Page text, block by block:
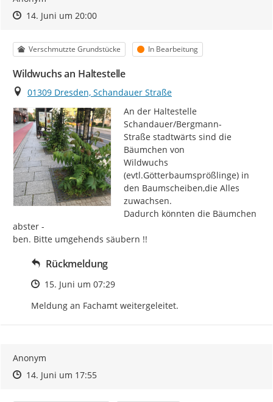
Zeitpunkt des Erstellens
Zeitpunkt des Erstellens
14. Juni um 20:00Zur Äußerung
Kategorie
Verschmutzte Grundstücke Status
In Bearbeitung
Wildwuchs an Haltestelle
Ort
01309 Dresden, Schandauer Straße
An der Haltestelle
Schandauer/Bergmann-
Straße stadtwärts sind die
Bäumchen von
Wildwuchs
(evtl.Götterbaumsprößlinge) in
den Baumscheiben,die Alles
zuwachsen.
Dadurch könnten die Bäumchen
abster -
ben. Bitte umgehends säubern !!
Rückmeldung
Zeitpunkt des Erstellens
15. Juni um 07:29
Meldung an Fachamt weitergeleitet.
Anonym
Zeitpunkt des Erstellens
Zeitpunkt des Erstellens
14. Juni um 17:55Zur Äußerung